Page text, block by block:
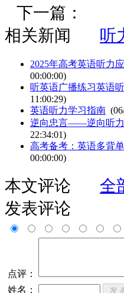
下一篇：
相关新闻
听
2025年高考英语听力
00:00:00)
听英语广播练习英语
11:00:29)
英语听力学习指南
逆向忠言——逆向听
22:34:01)
高考备考：英语多背
00:00:00)
本文评论
全
发表评论
点评：
姓名：